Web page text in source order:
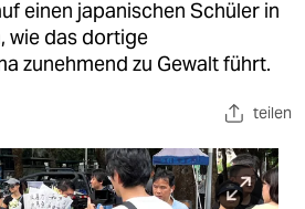
einen japanischen Schüler in
wie das dortige
zunehmend zu Gewalt führt.
teilen